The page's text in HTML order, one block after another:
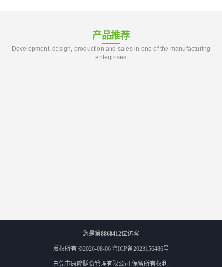
产品推荐
Development, design, production and sales in one of the manufacturing
enterprises
您是第8868412位访客
版权所有 ©2026-08-06 粤ICP备2023156486号
东莞市康隆膳食管理有限公司 保留所有权利.